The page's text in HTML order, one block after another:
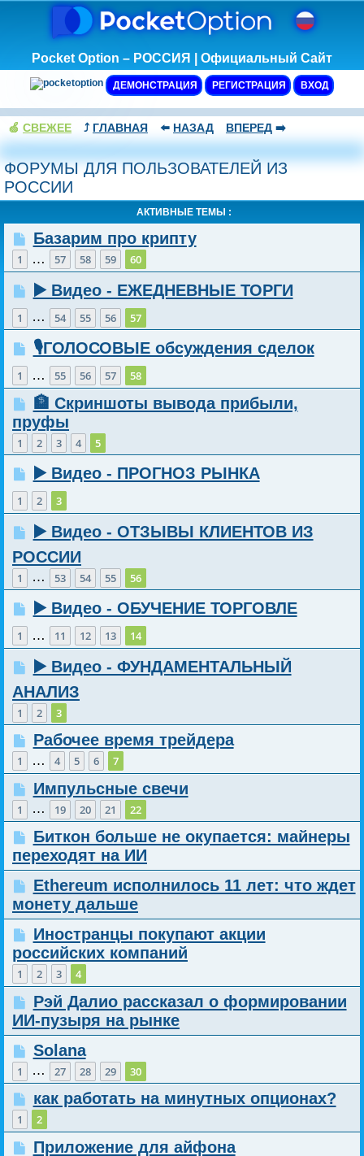
Pocket Option – РОССИЯ | Официальный Сайт
ДЕМОНСТРАЦИЯ РЕГИСТРАЦИЯ ВХОД
🍏 СВЕЖЕЕ ⤴️ ГЛАВНАЯ ⬅️ НАЗАД ВПЕРЕД ➡️
ФОРУМЫ ДЛЯ ПОЛЬЗОВАТЕЛЕЙ ИЗ
РОССИИ
АКТИВНЫЕ ТЕМЫ :
Базарим про крипту
1 … 57 58 59 60
▶️ Видео - ЕЖЕДНЕВНЫЕ ТОРГИ
1 … 54 55 56 57
🎙️ГОЛОСОВЫЕ обсуждения сделок
1 … 55 56 57 58
🏦 Скриншоты вывода прибыли,
пруфы
1 2 3 4 5
▶️ Видео - ПРОГНОЗ РЫНКА
1 2 3
▶️ Видео - ОТЗЫВЫ КЛИЕНТОВ ИЗ
РОССИИ
1 … 53 54 55 56
▶️ Видео - ОБУЧЕНИЕ ТОРГОВЛЕ
1 … 11 12 13 14
▶️ Видео - ФУНДАМЕНТАЛЬНЫЙ
АНАЛИЗ
1 2 3
Рабочее время трейдера
1 … 4 5 6 7
Импульсные свечи
1 … 19 20 21 22
Биткон больше не окупается: майнеры
переходят на ИИ
Ethereum исполнилось 11 лет: что ждет
монету дальше
Иностранцы покупают акции
российских компаний
1 2 3 4
Рэй Далио рассказал о формировании
ИИ-пузыря на рынке
Solana
1 … 27 28 29 30
как работать на минутных опционах?
1 2
Приложение для айфона